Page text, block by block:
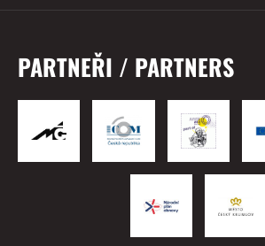
PARTNEŘI / PARTNERS